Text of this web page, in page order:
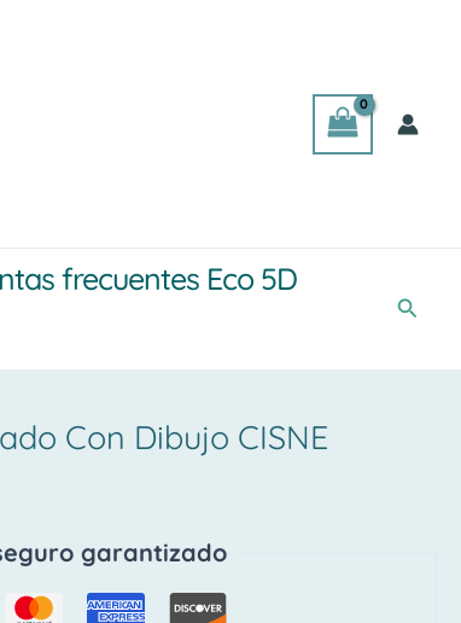
frecuentes Eco 5D
Con Dibujo CISNE
garantizado